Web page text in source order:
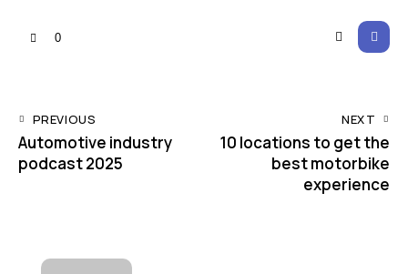
0
PREVIOUS
Automotive industry
podcast 2025
NEXT
10 locations to get the
best motorbike
experience